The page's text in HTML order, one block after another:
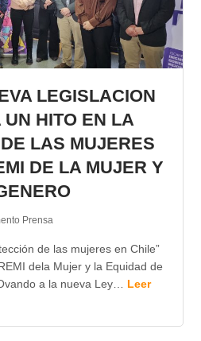
LEGISLACION
HITO EN LA
LAS MUJERES
DE LA MUJER Y
Prensa
de las mujeres en Chile”
dela Mujer y la Equidad de
a la nueva Ley… Leer